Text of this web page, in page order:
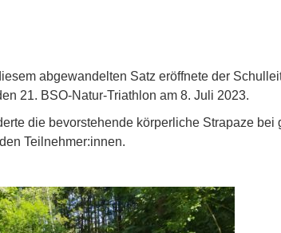
abgewandelten Satz eröffnete der
21. BSO-Natur-Triathlon am 8. Juli 2023.
die bevorstehende körperliche Strapaze
Teilnehmer:innen.